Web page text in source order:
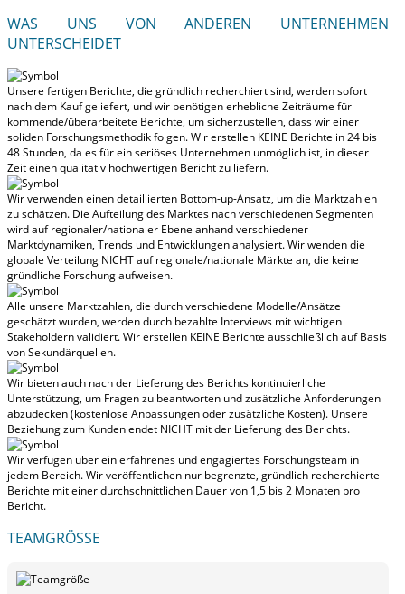
WAS UNS VON ANDEREN UNTERNEHMEN
UNTERSCHEIDET
Unsere fertigen Berichte, die gründlich recherchiert sind, werdensofort
nach dem Kauf geliefert, und wir benötigen erhebliche Zeiträume für
kommende/überarbeitete Berichte, um sicherzustellen, dass wir einer
soliden Forschungsmethodik folgen.Wir erstellen KEINE Berichte in 24 bis
48 Stunden, da es für ein seriöses Unternehmen unmöglich ist, in dieser
Zeit einen qualitativ hochwertigen Bericht zu liefern.
Wir verwenden einen detaillierten Bottom-up-Ansatz, um die Marktzahlen
zu schätzen. Die Aufteilung des Marktes nach verschiedenen Segmenten
wird auf regionaler/nationaler Ebene anhand verschiedener
Marktdynamiken, Trends und Entwicklungen analysiert.Wir wenden die
globale Verteilung NICHT auf regionale/nationale Märkte an, die keine
gründliche Forschung aufweisen.
Alle unsere Marktzahlen, die durch verschiedene Modelle/Ansätze
geschätzt wurden, werden durch bezahlte Interviews mit wichtigen
Stakeholdern validiert.Wir erstellen KEINE Berichte ausschließlich auf Basis
von Sekundärquellen.
Wir bieten auch nach der Lieferung des Berichts kontinuierliche
Unterstützung, um Fragen zu beantworten und zusätzliche Anforderungen
abzudecken (kostenlose Anpassungen oder zusätzliche Kosten). Unsere
Beziehung zum Kunden endet NICHT mit der Lieferung des Berichts.
Wir verfügen über ein erfahrenes und engagiertes Forschungsteam in
jedem Bereich. Wir veröffentlichen nur begrenzte, gründlich recherchierte
Berichte miteiner durchschnittlichen Dauer von 1,5 bis 2 Monaten pro
Bericht.
TEAMGRÖSSE